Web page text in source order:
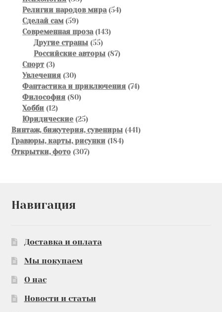
товаров
Религии народов мира 5454
Сделай сам 5959
товаров
Современная проза 143143
Другие страны 5555
товаров
Российские авторы 8787
Спорт 33
товара
Увлечения 3030
товаров
Фантастика и приключения 7474
Философия 8080
Хобби 1212
товаров
Юридические 2525
товаров
Винтаж, бижутерия, сувениры 441441
Гравюры, карты, рисунки 184184
Открытки, фото 307307
Навигация
Доставка и оплата
Мы покупаем
О нас
Новости и статьи